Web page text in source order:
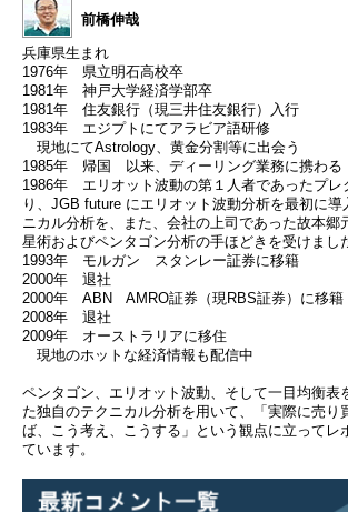
前橋伸哉
兵庫県生まれ
1976年 県立明石高校卒
1981年 神戸大学経済学部卒
1981年 住友銀行（現三井住友銀行）入行
1983年 エジプトにてアラビア語研修
現地にてAstrology、黄金分割等に出会う
1985年 帰国 以来、ディーリング業務に携わる
1986年 エリオット波動の第１人者であったプレ
り、JGB future にエリオット波動分析を最初に導
ニカル分析を、また、会社の上司であった故本郷
星術およびペンタゴン分析の手ほどきを受けまし
1993年 モルガン スタンレー証券に移籍
2000年 退社
2000年 ABN AMRO証券（現RBS証券）に移籍
2008年 退社
2009年 オーストラリアに移住
現地のホットな経済情報も配信中
ペンタゴン、エリオット波動、そして一目均衡表
た独自のテクニカル分析を用いて、「実際に売り
ば、こう考え、こうする」という観点に立ってレ
ています。